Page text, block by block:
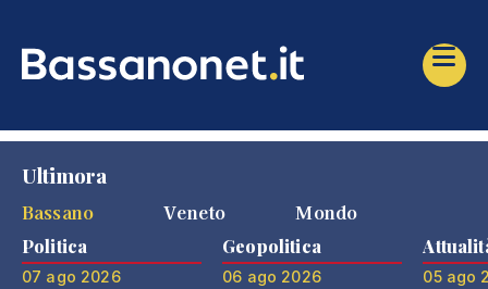
Ultimora
Bassano
Veneto Mondo
Politica
07 ago 2026
Geopolitica
06 ago 2026 05 ago